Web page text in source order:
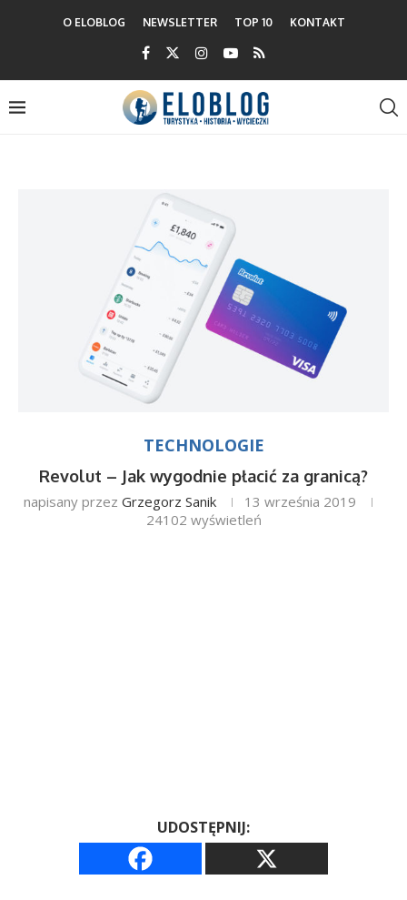
O ELOBLOG NEWSLETTER TOP 10 KONTAKT
TECHNOLOGIE
Revolut – Jak wygodnie płacić za granicą?
napisany przez Grzegorz Sanik
13 września 2019
24102 wyświetleń
UDOSTĘPNIJ: